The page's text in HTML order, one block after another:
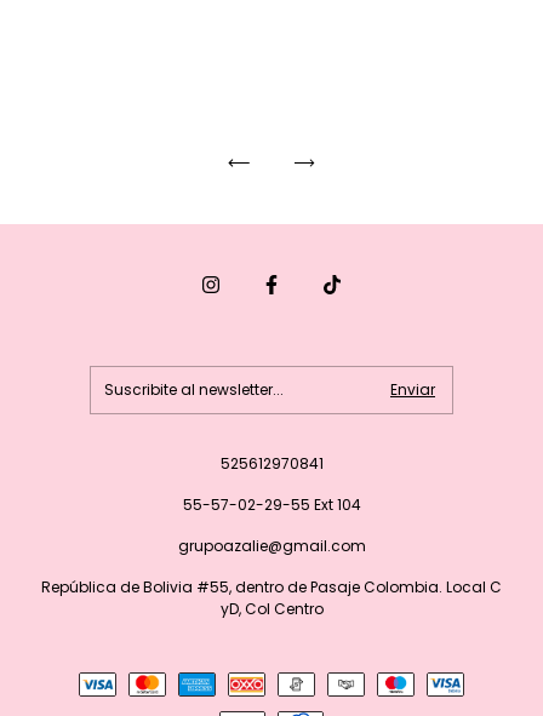
525612970841
55-57-02-29-55 Ext 104
grupoazalie@gmail.com
República de Bolivia #55, dentro de Pasaje Colombia. Local C
yD, Col Centro